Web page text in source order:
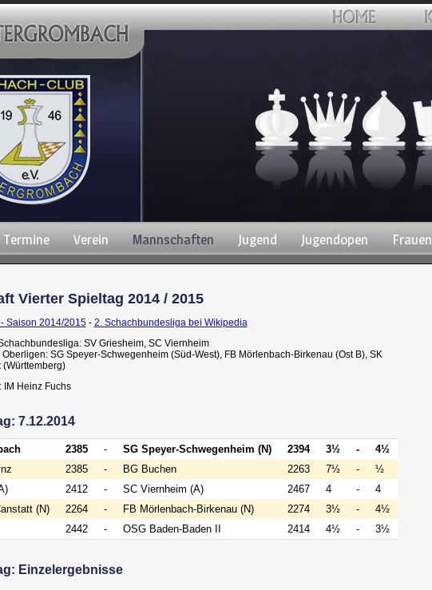
Termine Verein Mannschaften Jugend Jugendopen Frauen
Vierter Spieltag 2014 / 2015
Saison 2014/2015- 2. Schachbundesliga bei Wikipedia
SV Griesheim, SC Viernheim
SG Speyer-Schwegenheim (Süd-West), FB Mörlenbach-Birkenau (Ost B), SK
IM Heinz Fuchs
7.12.2014
2385 - SG Speyer-Schwegenheim (N) 2394 3½ -
4½
2385 - BG Buchen 2263 7½ -
½
2412 - SC Viernheim (A) 2467 4 -
4
(N)
2264 - FB Mörlenbach-Birkenau (N) 2274 3½ -
4½
2442 - OSG Baden-Baden II 2414 4½ - 3½
Einzelergebnisse